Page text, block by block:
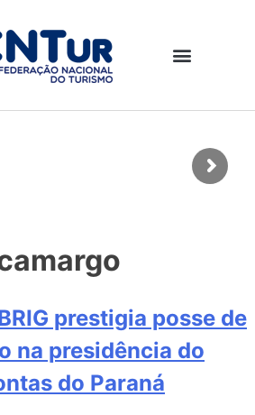
prestigia posse de
na presidência do
do Paraná